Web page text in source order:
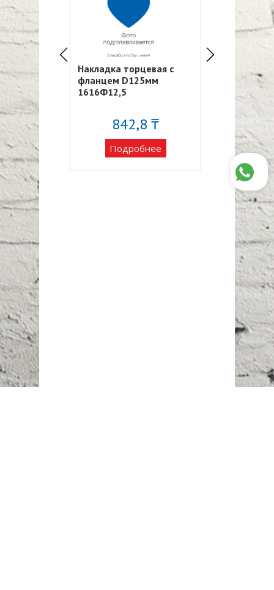
55х110,
₸
Накладка торцевая с
фланцем D125мм
1616Ф12,5
842,8 ₸
Подробнее
1